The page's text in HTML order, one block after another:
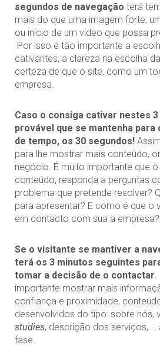
segundos de navegação terá
mais do que uma imagem forte,
ou início de um vídeo que possa
Por isso é tão importante a
cativantes, a clareza na escolha
certeza de que o site, como um
empresa.
Caso o consiga cativar nestes
provável que se mantenha
de tempo, os 30 segundos!
para lhe mostrar mais conteúdo,
negócio. É muito importante que
conteúdo, responda a perguntas
problema que pretende resolver?
para apresentar? E como é que o
em contacto com sua a empresa?
Se o visitante se mantiver a
terá os 3 minutos seguintes
tomar a decisão de o contactar.
importante mostrar mais
confiança e proximidade,
desenvolvidos do tipo: sobre nós,
studies, descrição dos serviços, …
fase.